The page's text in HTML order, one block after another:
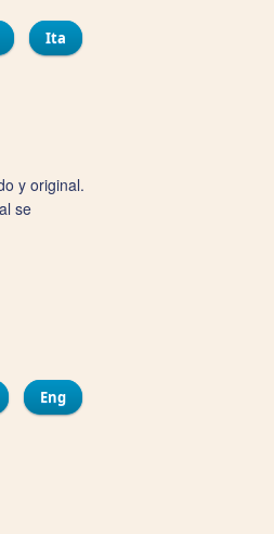
La Merced
Ita
y original.
se
about Bar La Tapería
Eng